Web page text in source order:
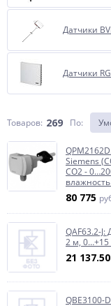
Датчики
Датчики
Товаров: 269 По:
Siemens
CO2 -
80 775
QAF63.2-
2 м, 0…+15
21 137.50
QBE3100-